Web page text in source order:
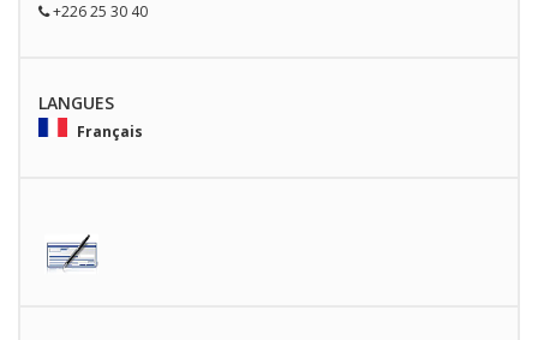
+226 25 30 40
LANGUES
Français